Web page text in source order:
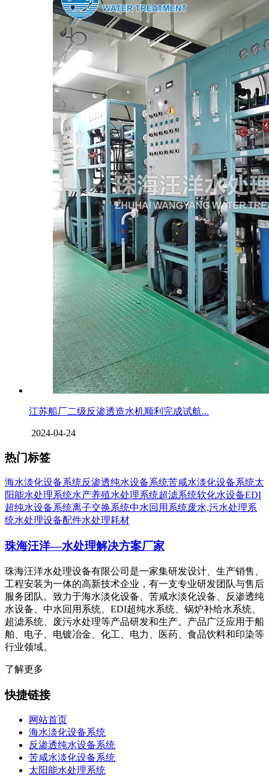
江苏船厂二级反渗透造水机顺利完成试航...
2024-04-24
热门标签
海水淡化设备系统反渗透纯水设备系统苦咸水淡化设备系统太
阳能水处理系统水产养殖水处理系统超滤系统软化水设备EDI
超纯水设备系统离子交换系统中水回用系统废水,污水处理系
统水处理设备配件水处理耗材
珠海汪洋—水处理解决方案厂家
珠海汪洋水处理设备有限公司是一家集研发设计、生产销售、
工程安装为一体的高新技术企业，有一支专业研发团队与售后
服务团队。致力于海水淡化设备、苦咸水淡化设备、反渗透纯
水设备、中水回用系统、EDI超纯水系统、锅炉补给水系统、
超滤系统、废污水处理等产品研发和生产。产品广泛应用于船
舶、电子、电镀冶金、化工、电力、医药、食品饮料和印染等
行业领域。
了解更多
快捷链接
网站首页
海水淡化设备系统
反渗透纯水设备系统
苦咸水淡化设备系统
太阳能水处理系统